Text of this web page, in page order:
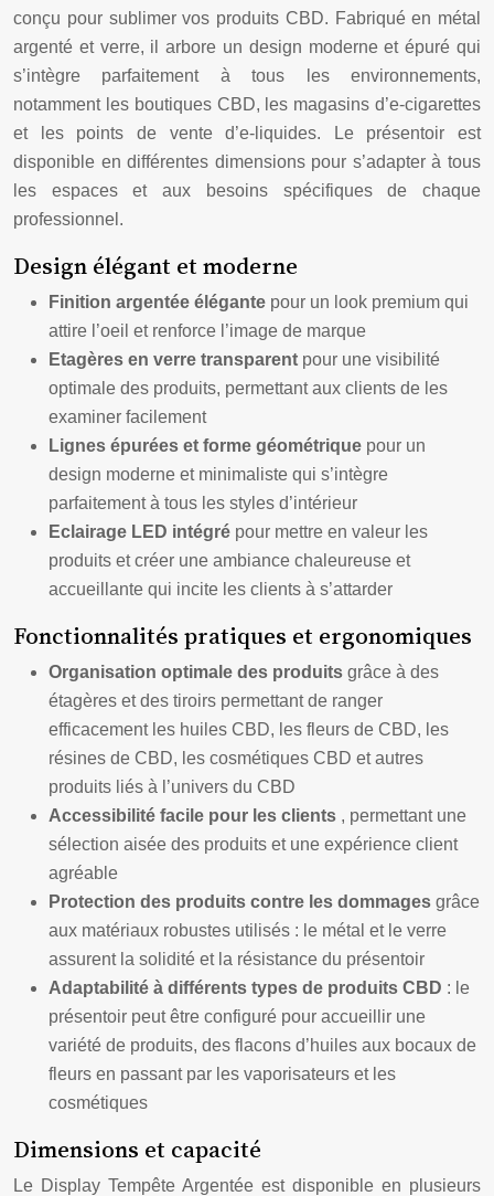
conçu pour sublimer vos produits CBD. Fabriqué en métal
argenté et verre, il arbore un design moderne et épuré qui
s’intègre parfaitement à tous les environnements,
notamment les boutiques CBD, les magasins d’e-cigarettes
et les points de vente d’e-liquides. Le présentoir est
disponible en différentes dimensions pour s’adapter à tous
les espaces et aux besoins spécifiques de chaque
professionnel.
Design élégant et moderne
Finition argentée élégante pour un look premium qui
attire l’oeil et renforce l’image de marque
Etagères en verre transparent pour une visibilité
optimale des produits, permettant aux clients de les
examiner facilement
Lignes épurées et forme géométrique pour un
design moderne et minimaliste qui s’intègre
parfaitement à tous les styles d’intérieur
Eclairage LED intégré pour mettre en valeur les
produits et créer une ambiance chaleureuse et
accueillante qui incite les clients à s’attarder
Fonctionnalités pratiques et ergonomiques
Organisation optimale des produits grâce à des
étagères et des tiroirs permettant de ranger
efficacement les huiles CBD, les fleurs de CBD, les
résines de CBD, les cosmétiques CBD et autres
produits liés à l’univers du CBD
Accessibilité facile pour les clients , permettant une
sélection aisée des produits et une expérience client
agréable
Protection des produits contre les dommages grâce
aux matériaux robustes utilisés : le métal et le verre
assurent la solidité et la résistance du présentoir
Adaptabilité à différents types de produits CBD : le
présentoir peut être configuré pour accueillir une
variété de produits, des flacons d’huiles aux bocaux de
fleurs en passant par les vaporisateurs et les
cosmétiques
Dimensions et capacité
Le Display Tempête Argentée est disponible en plusieurs